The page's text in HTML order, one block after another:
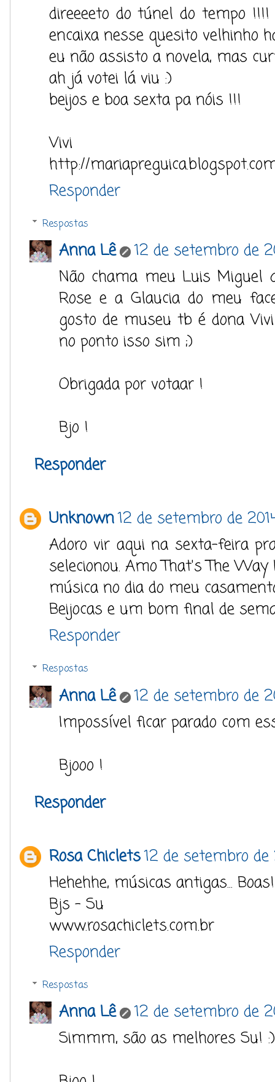
direeeeto do túnel do tempo
encaixa nesse quesito velhinho
eu não assisto a novela, mas
ah já votei lá viu :)
beijos e boa sexta pa nóis !!!
Vivi
http://
Responder
Respostas
Anna Lê
12 de setembro de
Não chama meu Luis Miguel
Rose e a Glaucia do meu
gosto de museu tb é dona
no ponto isso sim ;)
Obrigada por votaar !
Bjo !
Responder
Unknown12 de setembro de
Adoro vir aqui na sexta-feira
selecionou. Amo That's The
música no dia do meu
Beijocas e um bom final de
Responder
Respostas
Anna Lê
12 de setembro de
Impossível ficar parado com
Bjooo !
Responder
Rosa Chiclets12 de setembro de
Hehehhe, músicas antigas...
Bjs – Su
www.rosachiclets.com.br
Responder
Respostas
Anna Lê
12 de setembro de
Simmm, são as melhores Su! :)